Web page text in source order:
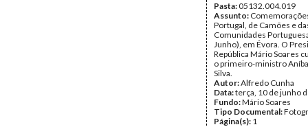
Pasta:05132.004.019
Assunto:
Portugal, de Camões e
Comunidades
Junho), em Évora. O
República Mário Soares
o primeiro-ministro
Silva.
Autor:Alfredo Cunha
Data:terça, 10 de junho
Fundo:Mário Soares
Tipo Documental:
Página(s): 1